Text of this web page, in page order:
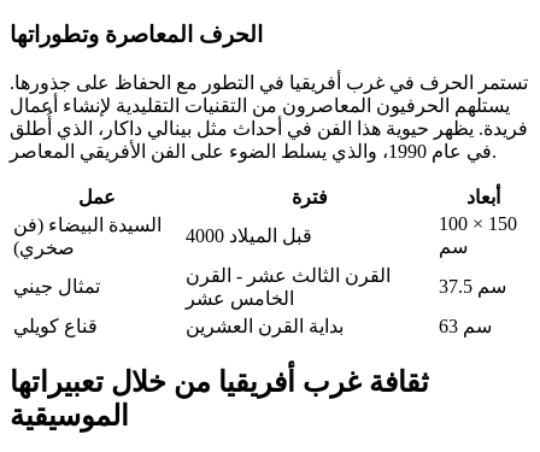
الحرف المعاصرة وتطوراتها
تستمر الحرف في غرب أفريقيا في التطور مع الحفاظ على جذورها.
يستلهم الحرفيون المعاصرون من التقنيات التقليدية لإنشاء أعمال
فريدة. يظهر حيوية هذا الفن في أحداث مثل بينالي داكار، الذي أُطلق
في عام 1990، والذي يسلط الضوء على الفن الأفريقي المعاصر.
عمل فترة
أبعاد
السيدة البيضاء (فن
صخري)
4000 قبل الميلاد
100 × 150
سم
تمثال جيني
القرن الثالث عشر - القرن
الخامس عشر
37.5 سم
قناع كويلي
بداية القرن العشرين 63 سم
ثقافة غرب أفريقيا من خلال تعبيراتها
الموسيقية